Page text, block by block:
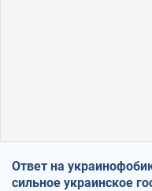
Ответ на
сильное украинское